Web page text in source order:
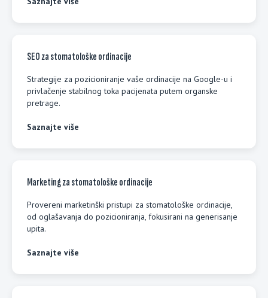
SEO za stomatološke ordinacije
Strategije za pozicioniranje vaše ordinacije na Google-u i
privlačenje stabilnog toka pacijenata putem organske
pretrage.
Saznajte više
Marketing za stomatološke ordinacije
Provereni marketinški pristupi za stomatološke ordinacije,
od oglašavanja do pozicioniranja, fokusirani na generisanje
upita.
Saznajte više